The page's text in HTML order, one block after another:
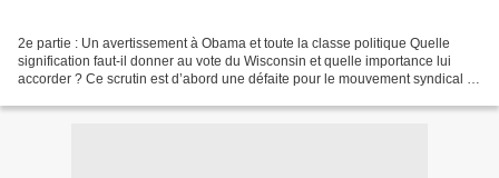
2e partie : Un avertissement à Obama et toute la classe politique Quelle
signification faut-il donner au vote du Wisconsin et quelle importance lui
accorder ? Ce scrutin est d’abord une défaite pour le mouvement syndical et